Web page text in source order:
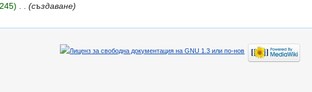
(създаване)